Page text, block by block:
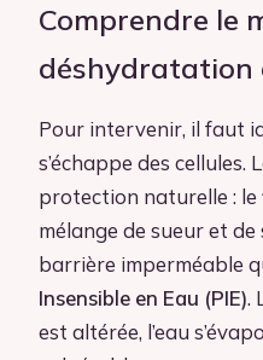
Comprendre le
déshydratation
Pour intervenir, il faut
s’échappe des cellules.
protection naturelle : le
mélange de sueur et
barrière imperméable
Insensible en Eau (PIE).
est altérée, l’eau